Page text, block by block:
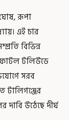
রূপা
এই চার
বিভিন্ন
টলিউডে
সরব
টালিগঞ্জের
দাবি উঠেছে দীর্ঘ